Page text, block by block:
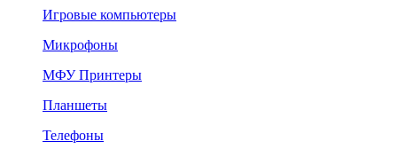
Игровые компьютеры
Микрофоны
МФУ Принтеры
Планшеты
Телефоны